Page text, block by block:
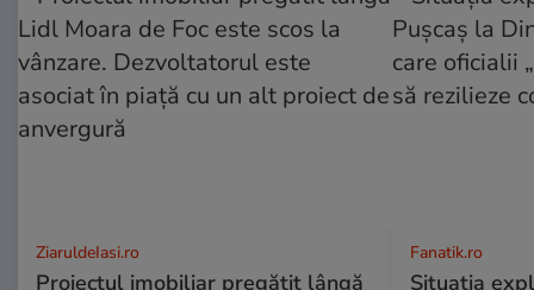
ZiaruldeIasi.ro
Proiectul imobiliar pregătit lângă
Fanatik.ro
Situaţia